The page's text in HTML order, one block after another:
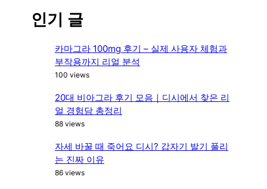
c
인기 글
카마그라 100mg 후기 – 실제 사용자 체험과
부작용까지 리얼 분석
100 views
20대 비아그라 후기 모음｜디시에서 찾은 리
얼 경험담 총정리
88 views
자세 바꿀 때 죽어요 디시? 갑자기 발기 풀리
는 진짜 이유
86 views